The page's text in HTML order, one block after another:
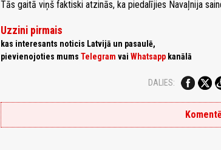
Tās gaitā viņš faktiski atzinās, ka piedalījies Navaļnija
Uzzini pirmais
kas interesants noticis Latvijā un pasaulē,
pievienojoties mums Telegram vai Whatsapp kanālā
DALIES: